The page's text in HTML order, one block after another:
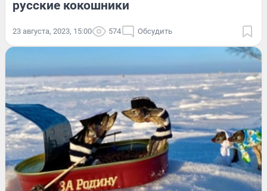
русские кокошники
23 августа, 2023, 15:00 574 Обсудить